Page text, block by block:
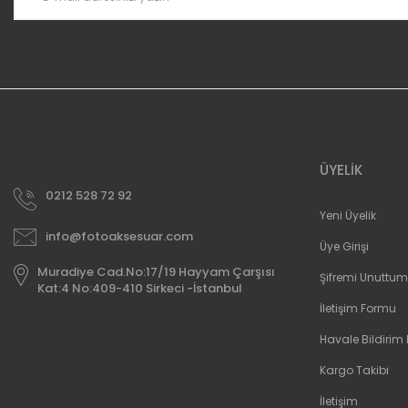
0212 528 72 92
info@fotoaksesuar.com
Muradiye Cad.No:17/19 Hayyam Çarşısı
Kat:4 No:409-410 Sirkeci -İstanbul
ÜYELİK
Yeni Üyelik
Üye Girişi
Şifremi Unuttum
İletişim Formu
Havale Bildirim
Kargo Takibi
İletişim